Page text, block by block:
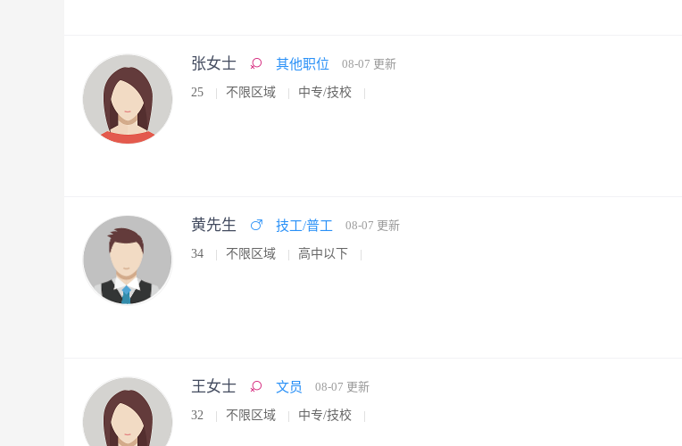
张女士 其他职位 08-07 更新
25 不限区域 中专/技校
黄先生 技工/普工 08-07 更新
34 不限区域 高中以下
王女士 文员 08-07 更新
32 不限区域 中专/技校